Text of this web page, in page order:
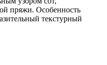
пряжи. Особенность
текстурный